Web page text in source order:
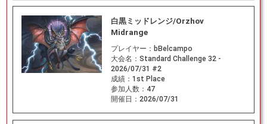
白黒ミッドレンジ/Orzhov
Midrange
プレイヤー： bBelcampo
大会名： Standard Challenge 32 -
2026/07/31 #2
成績： 1st Place
参加人数： 47
開催日： 2026/07/31